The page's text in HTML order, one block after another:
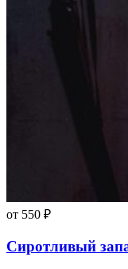
от 550 ₽
Сиротливый